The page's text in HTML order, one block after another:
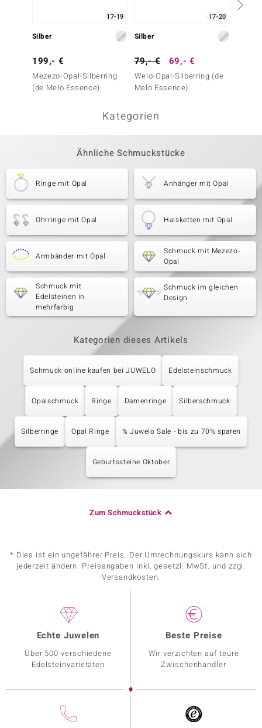
17-19
Silber
199,- €
Mezezo-Opal-Silberring
(de Melo Essence)
17-20
Silber
79,- € 69,- €
Welo-Opal-Silberring (de
Melo Essence)
Kategorien
Ähnliche Schmuckstücke
Ringe mit Opal Anhänger mit Opal
Ohrringe mit Opal Halsketten mit Opal
Armbänder mit Opal
Schmuck mit Mezezo-
Opal
Schmuck mit
Edelsteinen in
mehrfarbig
Schmuck im gleichen
Design
Kategorien dieses Artikels
Schmuck online kaufen bei JUWELO Edelsteinschmuck
Opalschmuck Ringe Damenringe Silberschmuck
Silberringe Opal Ringe % Juwelo Sale - bis zu 70% sparen
Geburtssteine Oktober
Zum Schmuckstück
* Dies ist ein ungefährer Preis. Der Umrechnungskurs kann sich
jederzeit ändern. Preisangaben inkl. gesetzl. MwSt. und zzgl.
Versandkosten.
Echte Juwelen
Über 500 verschiedene
Edelsteinvarietäten
Beste Preise
Wir verzichten auf teure
Zwischenhändler